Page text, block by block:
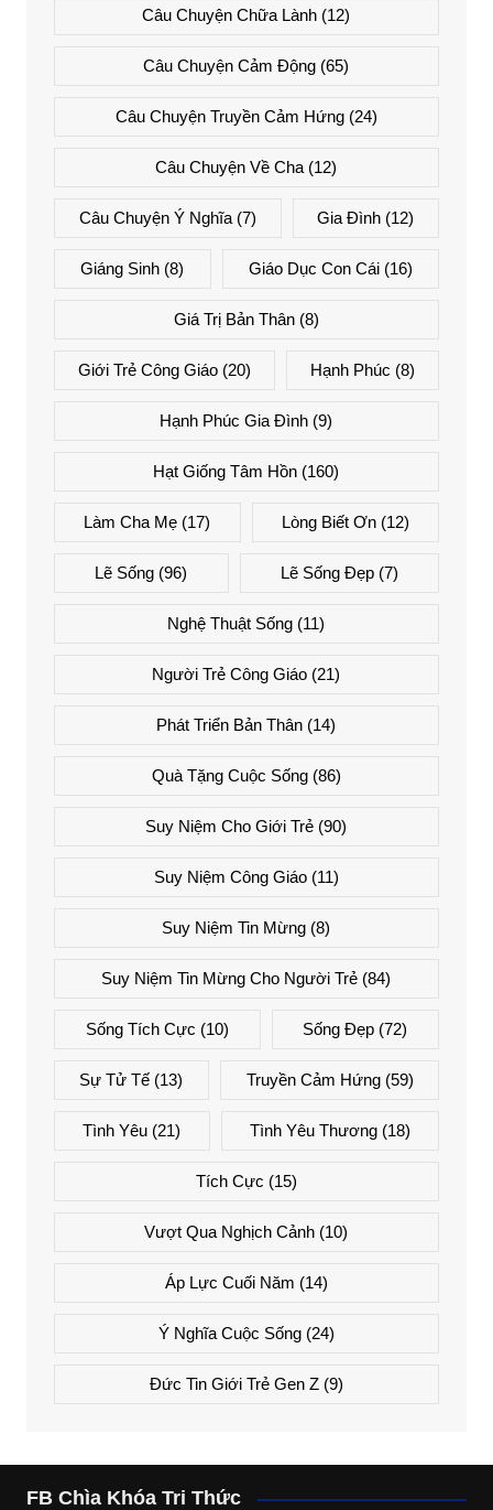
Câu Chuyện Chữa Lành (12)
Câu Chuyện Cảm Động (65)
Câu Chuyện Truyền Cảm Hứng(24)
Câu Chuyện Về Cha (12)
Câu Chuyện Ý Nghĩa(7) Gia Đình (12)
Giáng Sinh (8) Giáo Dục Con Cái(16)
Giá Trị Bản Thân(8)
Giới Trẻ Công Giáo(20) Hạnh Phúc (8)
Hạnh Phúc Gia Đình (9)
Hạt Giống Tâm Hồn (160)
Làm Cha Mẹ (17) Lòng Biết Ơn(12)
Lẽ Sống (96) Lẽ Sống Đẹp(7)
Nghệ Thuật Sống (11)
Người Trẻ Công Giáo (21)
Phát Triển Bản Thân (14)
Quà Tặng Cuộc Sống(86)
Suy Niệm Cho Giới Trẻ (90)
Suy Niệm Công Giáo(11)
Suy Niệm Tin Mừng (8)
Suy Niệm Tin Mừng Cho Người Trẻ (84)
Sống Tích Cực (10) Sống Đẹp (72)
Sự Tử Tế (13) Truyền Cảm Hứng(59)
Tình Yêu (21) Tình Yêu Thương(18)
Tích Cực (15)
Vượt Qua Nghịch Cảnh (10)
Áp Lực Cuối Năm (14)
Ý Nghĩa Cuộc Sống(24)
Đức Tin Giới Trẻ Gen Z(9)
FB Chìa Khóa Tri Thức